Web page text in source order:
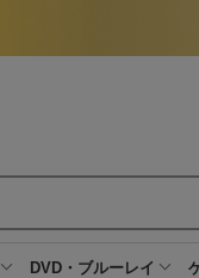
DVD・ブルーレイ